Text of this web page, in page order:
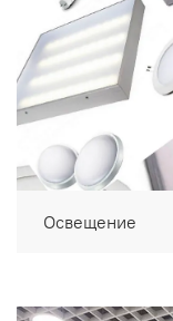
Освещение